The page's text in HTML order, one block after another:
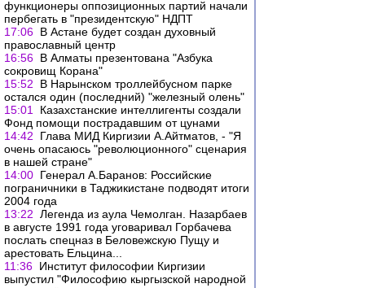
функционеры оппозиционных партий начали
пербегать в "президентскую" НДПТ
17:06 В Астане будет создан духовный
православный центр
16:56 В Алматы презентована "Азбука
сокровищ Корана"
15:52
В Нарынском троллейбусном парке
остался один (последний) "железный олень"
15:01
Казахстанские интеллигенты создали
Фонд помощи пострадавшим от цунами
14:42
Глава МИД Киргизии А.Айтматов, - "Я
очень опасаюсь "революционного" сценария
в нашей стране"
14:00 Генерал А.Баранов: Российские
пограничники в Таджикистане подводят итоги
2004 года
13:22 Легенда из аула Чемолган. Назарбаев
в августе 1991 года уговаривал Горбачева
послать спецназ в Беловежскую Пущу и
арестовать Ельцина...
11:36 Институт философии Киргизии
выпустил "Философию кыргызской народной